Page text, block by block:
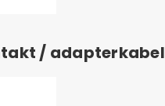
/ adapterkabel